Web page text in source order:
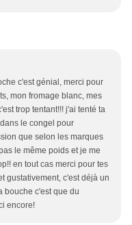
c'est génial, merci pour
mon fromage blanc, mes
trop tentant!!! j'ai tenté ta
le congel pour
que selon les marques
le même poids et je me
en tout cas merci pour tes
gustativement, c'est déjà un
bouche c'est que du
encore!